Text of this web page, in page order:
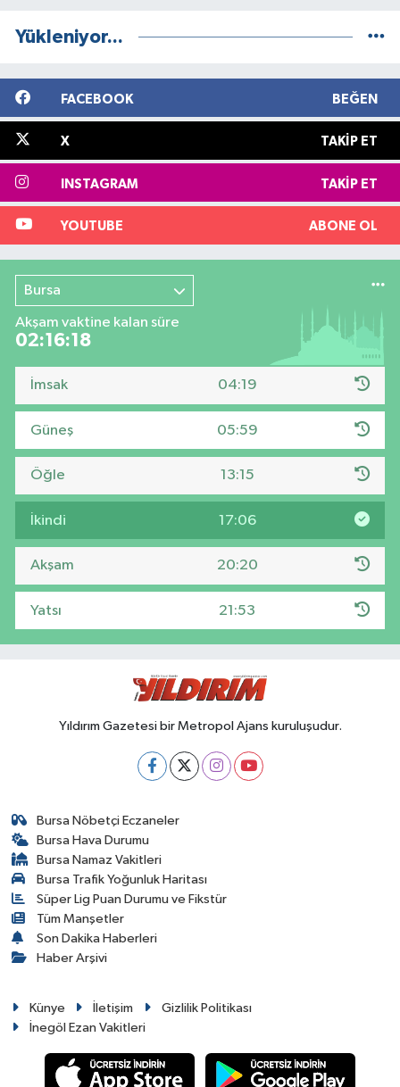
Yükleniyor...
FACEBOOK BEĞEN
X TAKIP ET
INSTAGRAM TAKIP ET
YOUTUBE ABONE OL
Bursa
Akşam vaktine kalan süre
02:16:17
İmsak 04:19
Güneş 05:59
Öğle 13:15
İkindi 17:06
Akşam 20:20
Yatsı 21:53
Yıldırım Gazetesi bir Metropol Ajans kuruluşudur.
Bursa Nöbetçi Eczaneler
Bursa Hava Durumu
Bursa Namaz Vakitleri
Bursa Trafik Yoğunluk Haritası
Süper Lig Puan Durumu ve Fikstür
Tüm Manşetler
Son Dakika Haberleri
Haber Arşivi
Künye İletişim
Gizlilik Politikası
İnegöl Ezan Vakitleri